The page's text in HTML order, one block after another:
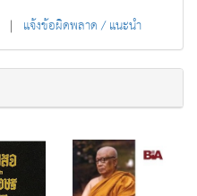
| แจ้งข้อผิดพลาด / แนะนำ